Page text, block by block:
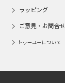
ラッピング
ご意見・お問合せ
トゥーユーについて